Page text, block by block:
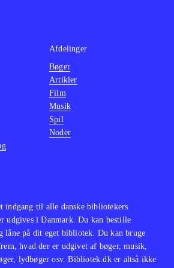
består kun af
fra spillet.
forbedret og med
Fantasy" er en af de
genren, i
Østen men ellers har
genudgivet flere af
i serien
.
af en spilklassiker
og flottere grafik,
i spillet
indgang til alle danske bibliotekers
udgives i Danmark. Du kan bestille
låne på dit eget bibliotek. Du kan bruge
hvad der er udgivet af bøger, musik,
lydbøger osv. Bibliotek.dk er altså ikke
Afdelinger
Bøger
Artikler
Film
Musik
Spil
Noder